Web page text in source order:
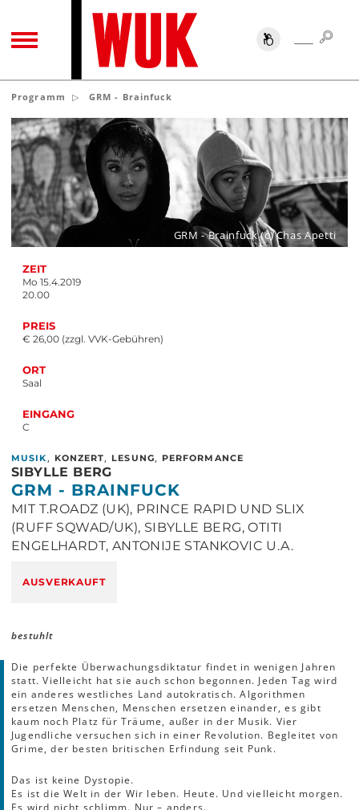
TOGGLE NAVIGATION SUCHE
Programm GRM - Brainfuck
ZEIT
Mo 15.4.2019
20.00
PREIS
€ 26,00 (zzgl. VVK-Gebühren)
ORT
Saal
EINGANG
C
GRM - Brainfuck (c) Chas Apetti
MUSIK , KONZERT, LESUNG, PERFORMANCE
SIBYLLE BERG
GRM - BRAINFUCK
MIT T.ROADZ (UK), PRINCE RAPID UND SLIX
(RUFF SQWAD/UK), SIBYLLE BERG, OTITI
ENGELHARDT, ANTONIJE STANKOVIC U.A.
AUSVERKAUFT
bestuhlt
Die perfekte Überwachungsdiktatur findet in wenigen Jahren
statt. Vielleicht hat sie auch schon begonnen. Jeden Tag wird
ein anderes westliches Land autokratisch. Algorithmen
ersetzen Menschen, Menschen ersetzen einander, es gibt
kaum noch Platz für Träume, außer in der Musik. Vier
Jugendliche versuchen sich in einer Revolution. Begleitet von
Grime, der besten britischen Erfindung seit Punk.
Das ist keine Dystopie.
Es ist die Welt in der Wir leben. Heute. Und vielleicht morgen.
Es wird nicht schlimm. Nur – anders.